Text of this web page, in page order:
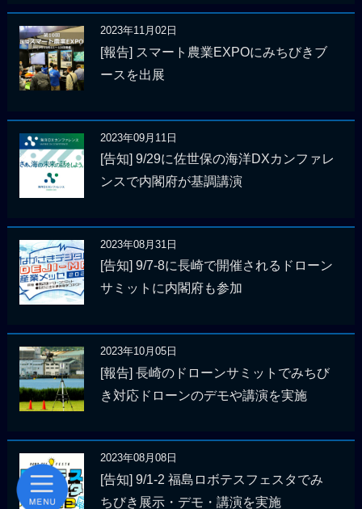
2023年11月02日
[報告] スマート農業EXPOにみちびきブ
ースを出展
2023年09月11日
[告知] 9/29に佐世保の海洋DXカンファレ
ンスで内閣府が基調講演
2023年08月31日
[告知] 9/7-8に長崎で開催されるドローン
サミットに内閣府も参加
2023年10月05日
[報告] 長崎のドローンサミットでみちび
き対応ドローンのデモや講演を実施
2023年08月08日
[告知] 9/1-2 福島ロボテスフェスタでみ
ちびき展示・デモ・講演を実施